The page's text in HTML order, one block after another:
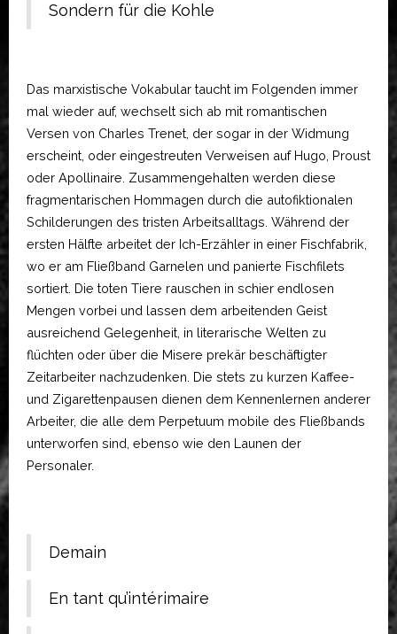
Sondern für die Kohle
Das marxistische Vokabular taucht im Folgenden immer
mal wieder auf, wechselt sich ab mit romantischen
Versen von Charles Trenet, der sogar in der Widmung
erscheint, oder eingestreuten Verweisen auf Hugo, Proust
oder Apollinaire. Zusammengehalten werden diese
fragmentarischen Hommagen durch die autofiktionalen
Schilderungen des tristen Arbeitsalltags. Während der
ersten Hälfte arbeitet der Ich-Erzähler in einer Fischfabrik,
wo er am Fließband Garnelen und panierte Fischfilets
sortiert. Die toten Tiere rauschen in schier endlosen
Mengen vorbei und lassen dem arbeitenden Geist
ausreichend Gelegenheit, in literarische Welten zu
flüchten oder über die Misere prekär beschäftigter
Zeitarbeiter nachzudenken. Die stets zu kurzen Kaffee-
und Zigarettenpausen dienen dem Kennenlernen anderer
Arbeiter, die alle dem Perpetuum mobile des Fließbands
unterworfen sind, ebenso wie den Launen der
Personaler.
Demain
En tant qu’intérimaire